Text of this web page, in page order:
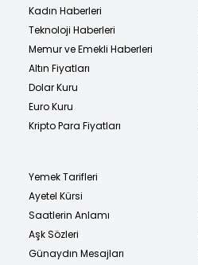
Kadın Haberleri
Teknoloji Haberleri
Memur ve Emekli Haberleri
Altın Fiyatları
Dolar Kuru
Euro Kuru
Kripto Para Fiyatları
Yemek Tarifleri
Ayetel Kürsi
Saatlerin Anlamı
Aşk Sözleri
Günaydın Mesajları